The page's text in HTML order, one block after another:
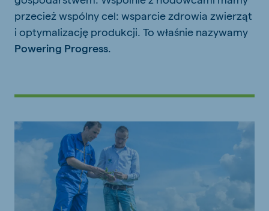
przecież wspólny cel: wsparcie zdrowia zwierząt
i optymalizację produkcji. To właśnie nazywamy
Powering Progress